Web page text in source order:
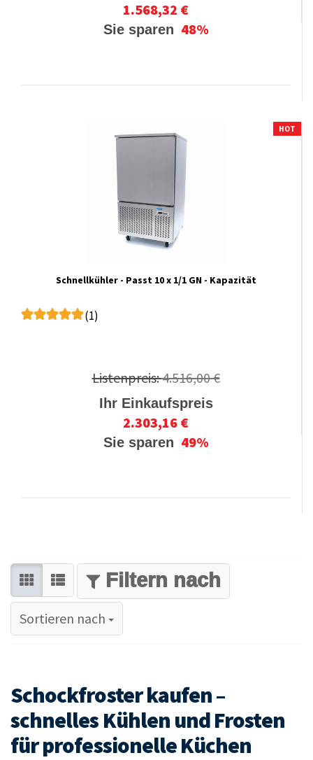
1.568,32 €
Sie sparen 48%
HOT
Schnellkühler - Passt 10 x 1/1 GN - Kapazität
(1)
Listenpreis:4.516,00 €
Ihr Einkaufspreis
2.303,16 €
Sie sparen 49%
Sortieren nach
Sortieren nach
Schockfroster kaufen –
schnelles Kühlen und Frosten
für professionelle Küchen